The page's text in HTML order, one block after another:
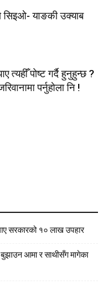
सिइओ- याङकी उक्याब
पोष्ट गर्दै हुनुहुन्छ ?
पर्नुहाेला नि !
सरकारको १० लाख उपहार
बुझाउन आमा र साथीसँग मागेका